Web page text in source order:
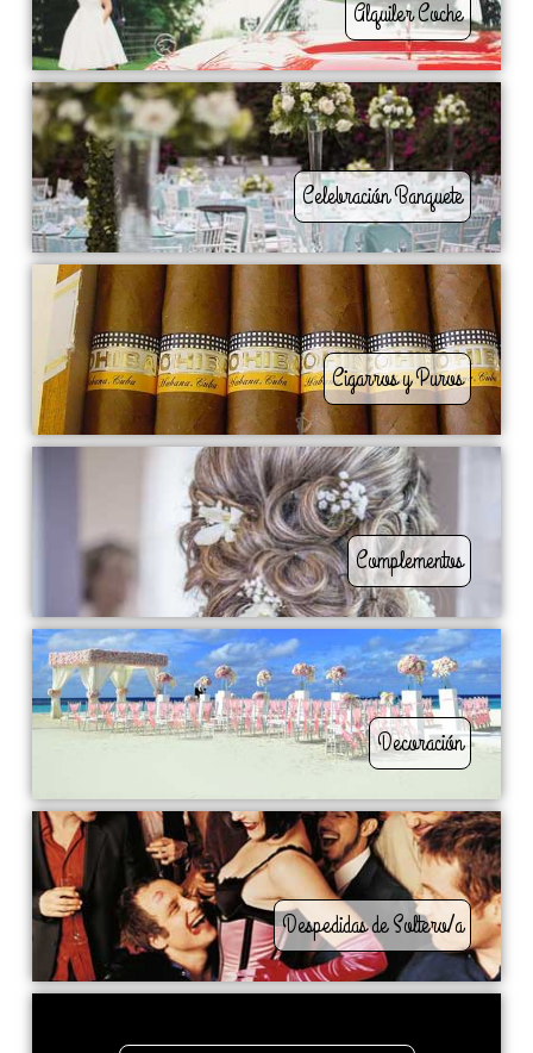
Alquiler Coche
Celebración Banquete
Cigarros y Puros
Complementos
Decoración
Despedidas de Soltero/a